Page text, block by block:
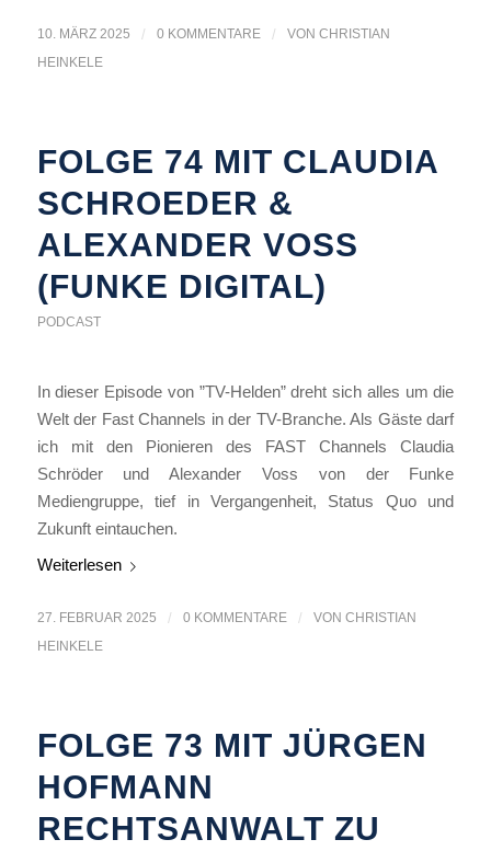
10. MÄRZ 2025 / 0 KOMMENTARE / VON CHRISTIAN
HEINKELE
FOLGE 74 MIT CLAUDIA
SCHROEDER &
ALEXANDER VOSS (
FUNKE DIGITAL)
PODCAST
In dieser Episode von ”TV-Helden” dreht sich alles um die
Welt der Fast Channels in der TV-Branche. Als Gäste darf
ich mit den Pionieren des FAST Channels Claudia
Schröder und Alexander Voss von der Funke
Mediengruppe, tief in Vergangenheit, Status Quo und
Zukunft eintauchen.
Weiterlesen
27. FEBRUAR 2025 / 0 KOMMENTARE / VON CHRISTIAN
HEINKELE
FOLGE 73 MIT JÜRGEN
HOFMANN
RECHTSANWALT ZU